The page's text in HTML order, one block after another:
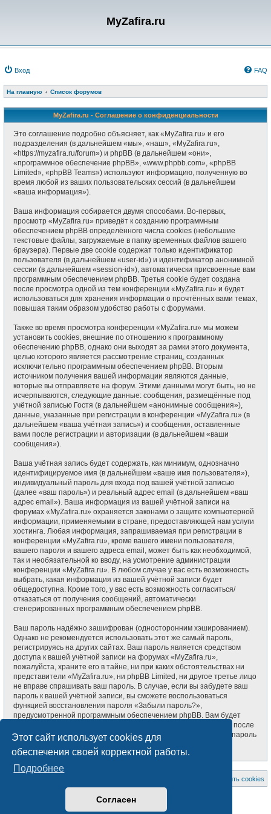
Этот сайт использует cookies для
обеспечения своей корректной работы.
Подробнее
Согласен
MyZafira.ru
Вход FAQ
На главную Список форумов
MyZafira.ru - Соглашение о конфиденциальности
Это соглашение подробно объясняет, как «MyZafira.ru» и его
подразделения (в дальнейшем «мы», «наш», «MyZafira.ru»,
«https://myzafira.ru/forum») и phpBB (в дальнейшем «они»,
«программное обеспечение phpBB», «www.phpbb.com», «phpBB
Limited», «phpBB Teams») используют информацию, полученную во
время любой из ваших пользовательских сессий (в дальнейшем
«ваша информация»).
Ваша информация собирается двумя способами. Во-первых,
просмотр «MyZafira.ru» приведёт к созданию программным
обеспечением phpBB определённого числа cookies (небольшие
текстовые файлы, загружаемые в папку временных файлов вашего
браузера). Первые две cookie содержат только идентификатор
пользователя (в дальнейшем «user-id») и идентификатор анонимной
сессии (в дальнейшем «session-id»), автоматически присвоенные вам
программным обеспечением phpBB. Третья cookie будет создана
после просмотра одной из тем конференции «MyZafira.ru» и будет
использоваться для хранения информации о прочтённых вами темах,
повышая таким образом удобство работы с форумами.
Также во время просмотра конференции «MyZafira.ru» мы можем
установить cookies, внешние по отношению к программному
обеспечению phpBB, однако они выходят за рамки этого документа,
целью которого является рассмотрение страниц, созданных
исключительно программным обеспечением phpBB. Вторым
источником получения вашей информации являются данные,
которые вы отправляете на форум. Этими данными могут быть, но не
исчерпываются, следующие данные: сообщения, размещённые под
учётной записью Гостя (в дальнейшем «анонимные сообщения»),
данные, указанные при регистрации в конференции «MyZafira.ru» (в
дальнейшем «ваша учётная запись») и сообщения, оставленные
вами после регистрации и авторизации (в дальнейшем «ваши
сообщения»).
Ваша учётная запись будет содержать, как минимум, однозначно
идентифицируемое имя (в дальнейшем «ваше имя пользователя»),
индивидуальный пароль для входа под вашей учётной записью
(далее «ваш пароль») и реальный адрес email (в дальнейшем «ваш
адрес email»). Ваша информация из вашей учётной записи на
форумах «MyZafira.ru» охраняется законами о защите компьютерной
информации, применяемыми в стране, предоставляющей нам услуги
хостинга. Любая информация, запрашиваемая при регистрации в
конференции «MyZafira.ru», кроме вашего имени пользователя,
вашего пароля и вашего адреса email, может быть как необходимой,
так и необязательной ко вводу, на усмотрение администрации
конференции «MyZafira.ru». В любом случае у вас есть возможность
выбрать, какая информация из вашей учётной записи будет
общедоступна. Кроме того, у вас есть возможность согласиться/
отказаться от получения сообщений, автоматически
сгенерированных программным обеспечением phpBB.
Ваш пароль надёжно зашифрован (односторонним хэшированием).
Однако не рекомендуется использовать этот же самый пароль,
регистрируясь на других сайтах. Ваш пароль является средством
доступа к вашей учётной записи на форумах «MyZafira.ru»,
пожалуйста, храните его в тайне, ни при каких обстоятельствах ни
представители «MyZafira.ru», ни phpBB Limited, ни другое третье лицо
не вправе спрашивать ваш пароль. В случае, если вы забудете ваш
пароль к вашей учётной записи, вы сможете воспользоваться
функцией восстановления пароля «Забыли пароль?»,
предусмотренной программным обеспечением phpBB. Вам будет
необходимо ввести ваше имя пользователя и ваш адрес email, после
чего программное обеспечение phpBB сгенерирует вам новый пароль
для вашей учётной записи.
Удалить cookies
Создано на основе